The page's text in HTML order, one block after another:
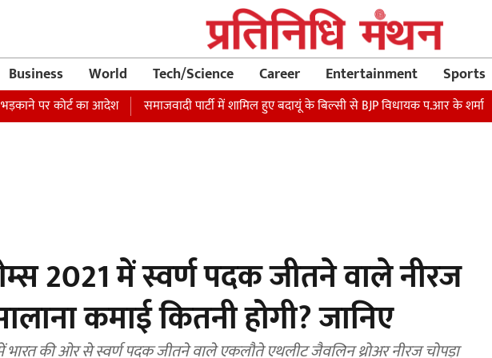
Business World Tech/Science Career Entertainment Sports
कोर्ट का आदेश समाजवादी पार्टी में शामिल हुए बदायूं के बिल्सी से BJP विधायक प.आर के शर्मा रक्षा
2021 में स्वर्ण पदक जीतने वाले नीरज
कमाई कितनी होगी? जानिए
भारत की ओर से स्वर्ण पदक जीतने वाले एकलौते एथलीट जैवलिन थ्रोअर नीरज चोपड़ा